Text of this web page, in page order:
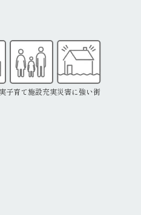
子育て施設充実災害に強い街